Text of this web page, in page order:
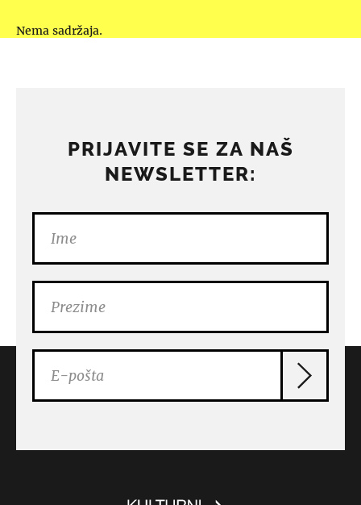
Nema sadržaja.
PRIJAVITE SE ZA NAŠ
NEWSLETTER: